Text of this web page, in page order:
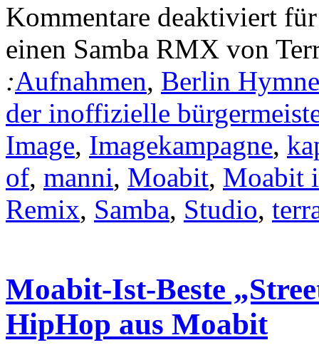
Kommentare deaktiviert
einen Samba RMX von
:Aufnahmen, Berlin Hymne
der inoffizielle
Image, Imagekampagne,
of, manni, Moabit, Moabit
Remix, Samba, Studio,
Moabit-Ist-Beste
HipHop aus Moabit